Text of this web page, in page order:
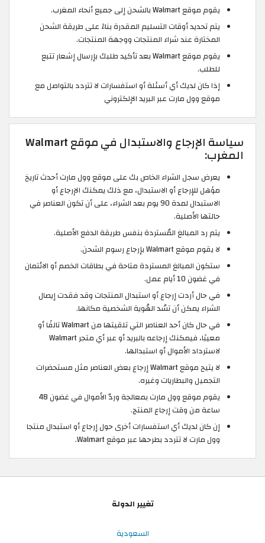
يقوم موقع Walmart بالشحن إلى جميع أنحاء المغرب.
يتم تحديد أوقات التسليم المقدرة بناءً على طريقة الشحن
المختارة عند شراء المنتجات ووجهة المنتجات.
يقوم موقع Walmart بعد تأكيد طلبك بإرسال إشعار تتبع
للطلب.
إذا كان لديك أي أسئلة أو استفسارات لا تتردد بالتواصل مع
موقع وول مارت عبر البريد الإلكتروني
سياسة الإرجاع والاستبدال في موقع Walmart
المغرب:
يعرض سجل الشراء الخاص بك على موقع وول مارت أحدث تاريخ
مؤهل للإرجاع أو الاستبدال، مع ذلك يمكنك الإرجاع أو
الاستبدال لمدة 90 يوم بعد الشراء، على أن تكون العناصر في
حالتها الأصلية.
يتم رد المبالغ المُستردة بنفس طريقة الدفع الأصلية.
لا يقوم موقع Walmart بإرجاع رسوم الشحن.
ستكون المبالغ المستردة متاحة في بطاقات الخصم أو الائتمان
في غضون 10 أيام عمل.
في حال أردت إرجاع أو استبدال المنتجات وقد فقدت إيصال
الشراء يمكن أن تسُد الهُوية الشخصية مكانها.
في حال كان أحد العناصر التي تلقيتها من Walmart تالفًا أو
معيبًا، فيمكنك إرجاعه بالبريد أو عبر أي متجر Walmart
لاسترداد الأموال أو استبدالها.
لا يتيح موقع Walmart إرجاع بعض العناصر مثل مستحضرات
التجميل والبطاريات وغيره.
يقوم موقع وول مارت بمعالجة وردّ الأموال في غضون 48
ساعة من وقت إرجاع المنتج.
إن كان لديك أي استفسارات أخرى حول إرجاع أو استبدال منتجا
وول مارت لا تتردد بطرحها عبر موقع Walmart.
تغيير الدولة
السعودية